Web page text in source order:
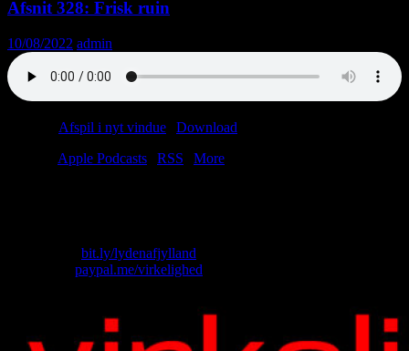
Afsnit 328: Frisk ruin
10/08/2022 admin
Afspil i nyt vindue Download
Apple Podcasts RSS
More
bit.ly/lydenafjylland
paypal.me/virkelighed